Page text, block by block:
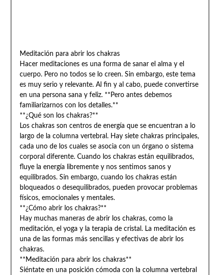
Meditación para abrir los chakras
Hacer meditaciones es una forma de sanar el alma y el
cuerpo. Pero no todos se lo creen. Sin embargo, este tema
es muy serio y relevante. Al fin y al cabo, puede convertirse
en una persona sana y feliz. **Pero antes debemos
familiarizarnos con los detalles.**
**¿Qué son los chakras?**
Los chakras son centros de energía que se encuentran a lo
largo de la columna vertebral. Hay siete chakras principales,
cada uno de los cuales se asocia con un órgano o sistema
corporal diferente. Cuando los chakras están equilibrados,
fluye la energía libremente y nos sentimos sanos y
equilibrados. Sin embargo, cuando los chakras están
bloqueados o desequilibrados, pueden provocar problemas
físicos, emocionales y mentales.
**¿Cómo abrir los chakras?**
Hay muchas maneras de abrir los chakras, como la
meditación, el yoga y la terapia de cristal. La meditación es
una de las formas más sencillas y efectivas de abrir los
chakras.
**Meditación para abrir los chakras**
Siéntate en una posición cómoda con la columna vertebral